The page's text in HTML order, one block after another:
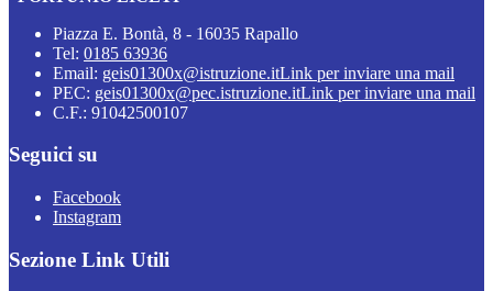
Piazza E. Bontà, 8 - 16035 Rapallo
Tel: 0185 63936
Email: geis01300x@istruzione.itLink per inviare una mail
PEC: geis01300x@pec.istruzione.itLink per inviare una mail
C.F.: 91042500107
Seguici su
Facebook
Instagram
Sezione Link Utili